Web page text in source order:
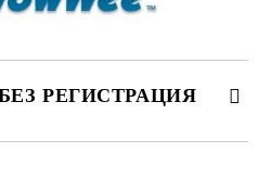
РЕГИСТРАЦИЯ